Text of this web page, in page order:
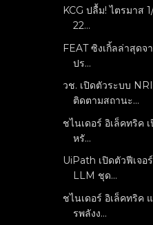
KCG ปลื้ม! ไตรมาส
22...
FEAT ซิงเกิ้ลล่าสุดจ
ปร...
วช. เปิดตัวระบบ
ติดตามสถานะ...
ชไนเดอร์ อิเล็คทริค
หรั...
UiPath เปิดตัวฟีเจอ
LLM ชุด...
ชไนเดอร์ อิเล็คทริค
รพลังง...